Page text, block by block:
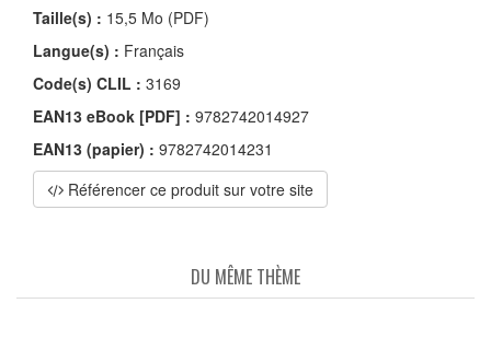
Taille(s) : 15,5 Mo (PDF)
Langue(s) : Français
Code(s) CLIL : 3169
EAN13 eBook [PDF] : 9782742014927
EAN13 (papier) : 9782742014231
Référencer ce produit sur votre site
DU MÊME THÈME